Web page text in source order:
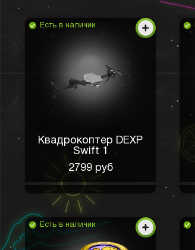
Есть в наличии
Квадрокоптер DEXP
Swift 1
2799 руб
Есть в наличии